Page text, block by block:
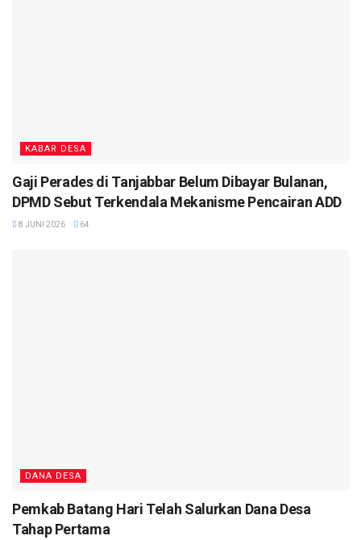
KABAR DESA
Gaji Perades di Tanjabbar Belum Dibayar Bulanan,
DPMD Sebut Terkendala Mekanisme Pencairan ADD
8 JUNI 2026 64
DANA DESA
Pemkab Batang Hari Telah Salurkan Dana Desa
Tahap Pertama